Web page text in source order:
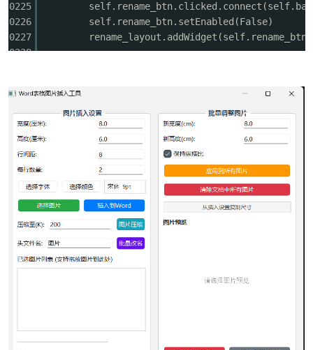
0225
0226
0227
0228
0231
0232
0233
0234
0235
0236
0237
0239
0242
0246
0247
self.rename_btn.setEnabled(False)
rename_layout.addWidget(self.rename_btn)
list_label = QLabel("已选图片列表 (支持拖
list_label.setFont(self.small_font)
left_layout.addWidget(list_label, 9, 0,
# 图片列表框
self.image_list = QListWidget()
self.image_list.setFont(QFont("Consolas"
self.image_list.setAcceptDrops(True)
self.image_list.setStyleSheet(
}
""")